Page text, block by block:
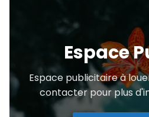
Espace
Espace publicitaire à
contacter pour plus